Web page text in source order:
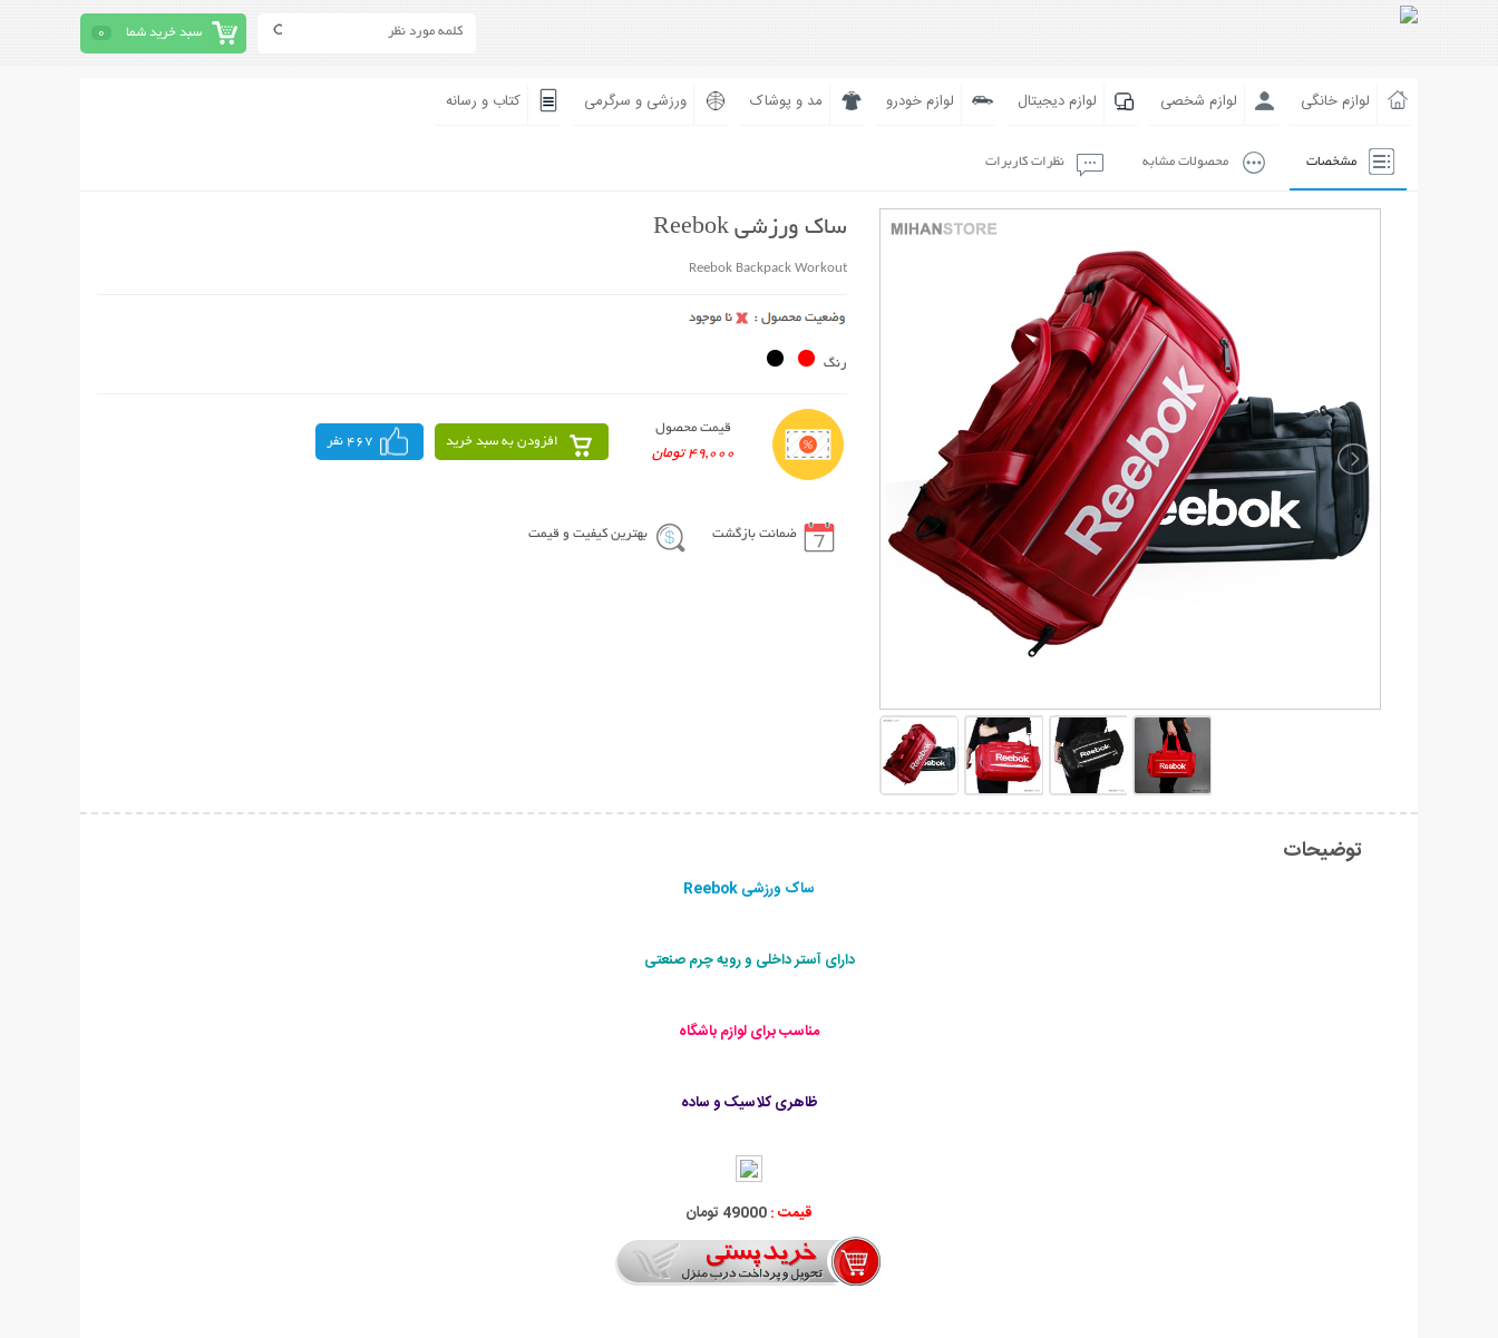
سبد خرید شما 0
لوازم خانگی لوازم شخصی لوازم دیجیتال لوازم خودرو مد و پوشاک ورزشی و سرگرمی کتاب و رسانه
مشخصات محصولات مشابه نظرات کاربرات
ساک ورزشی Reebok
Reebok Backpack Workout
رنگ
قیمت محصول
49,000 تومان
افزودن به سبد خرید 467 نفر
ضمانت بازگشت بهترین کیفیت و قیمت
توضیحات
ساک ورزشی Reebok
دارای آستر داخلی و رویه چرم صنعتی
مناسب برای لوازم باشگاه
ظاهری کلاسیک و ساده
قیمت :49000 تومان